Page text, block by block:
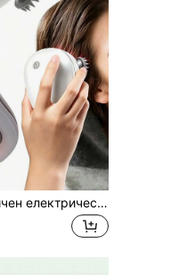
Преносим безжичен електрически масажор за скалп с 4 подвижни масажни щипки, 3 регулируеми режима, вибрационна стимулация за дълбока релаксация, подходящ за дома, офиса, пътуване